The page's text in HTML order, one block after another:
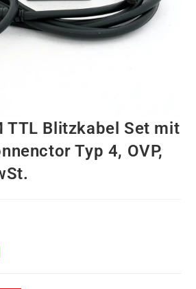
TTL Blitzkabel Set mit
Typ 4, OVP,